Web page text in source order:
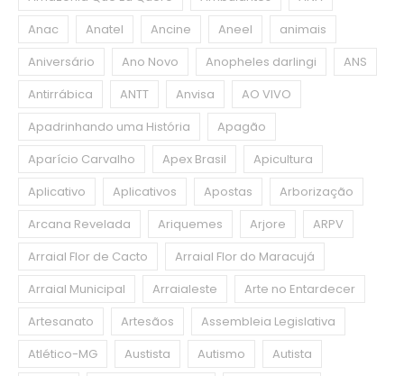
Anac
Anatel Ancine Aneel
animais
Aniversário
Ano Novo Anopheles darlingi
ANS
Antirrábica
ANTT Anvisa
AO VIVO
Apadrinhando uma História
Apagão
Aparício Carvalho
Apex Brasil
Apicultura
Aplicativo
Aplicativos Apostas
Arborização
Arcana Revelada
Ariquemes Arjore
ARPV
Arraial Flor de Cacto
Arraial Flor do Maracujá
Arraial Municipal
Arraialeste
Arte no Entardecer
Artesanato
Artesãos
Assembleia Legislativa
Atlético-MG
Austista Autismo
Autista